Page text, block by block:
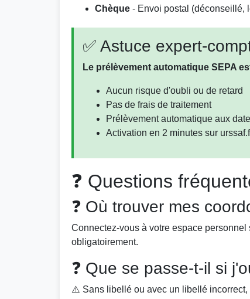
Chèque - Envoi postal (déconseillé,
✅ Astuce expert-
Le prélèvement automatique SEPA
Aucun risque d'oubli ou de retard
Pas de frais de traitement
Prélèvement automatique aux
Activation en 2 minutes sur
❓ Questions
❓ Où trouver mes
Connectez-vous à votre espace personnel
obligatoirement.
❓ Que se passe-t-il si
⚠️ Sans libellé ou avec un libellé incorrect,